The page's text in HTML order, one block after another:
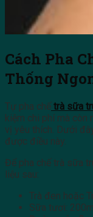
Cách Pha
Thống
Tự pha chếtrà sữa
kiệm chi phí mà còn
vị yêu thích. Dưới
được điều này.
Để pha chế trà sữa
liệu sau:
Trà đen hoặc
Sữa tươi: